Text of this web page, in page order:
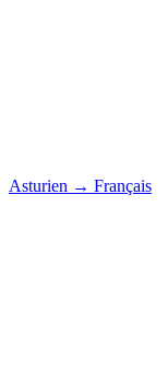
Asturien → Français